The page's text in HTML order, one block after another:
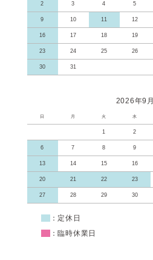
2 3 4 5
9 10 11 12
16 17 18 19
23 24 25 26
30 31
2026年9月
日 月 火 水
1 2
6 7 8 9
13 14 15 16
20 21 22 23
27 28 29 30
：定休日
：臨時休業日